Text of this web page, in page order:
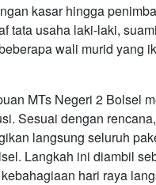
kasar hingga
tata usaha laki-laki,
wali murid yang
MTs Negeri 2 Bolsel
Sesuai dengan
langsung seluruh
Langkah ini diambil
hari raya